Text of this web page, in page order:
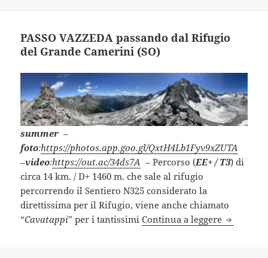
PASSO VAZZEDA passando dal Rifugio
del Grande Camerini (SO)
summer–
foto:https://photos.app.goo.gl/QxtH4Lb1Fyv9xZUTA
–video:https://out.ac/34ds7A – Percorso (EE+ / T3) di
circa 14 km. / D+ 1460 m. che sale al rifugio
percorrendo il Sentiero N325 considerato la
direttissima per il Rifugio, viene anche chiamato
“Cavatappi” per i tantissimiContinua a leggere PASSO